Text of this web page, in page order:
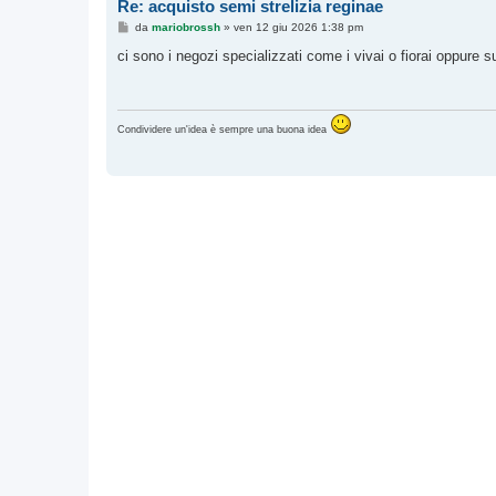
Re: acquisto semi strelizia reginae
M
s
o
da mariobrossh» ven 12 giu 2026 1:38 pm
ci sono i negozi specializzati come i vivai o fiorai oppure
Condividere un'idea è sempre una buona idea